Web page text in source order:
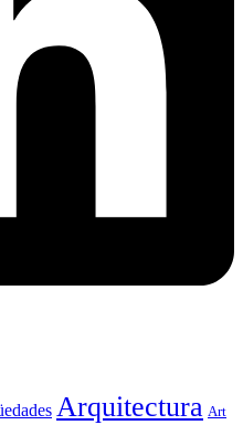
Arquitectura Art